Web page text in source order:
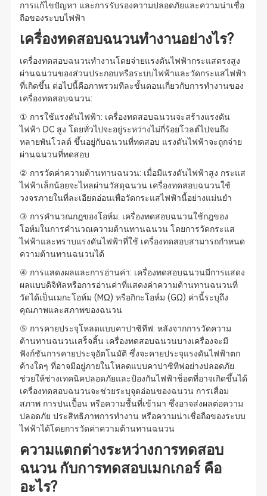
การแก้ไขปัญหา และการรับรองความปลอดภัยและความน่าเชื่อ
ถือของระบบไฟฟ้า
เครื่องทดสอบฉนวนทำงานอย่างไร?
เครื่องทดสอบฉนวนทำงานโดยจ่ายแรงดันไฟฟ้ากระแสตรงสูง
ผ่านฉนวนของส่วนประกอบหรือระบบไฟฟ้าและวัดกระแสไฟฟ้า
ที่เกิดขึ้น ต่อไปนี้คือภาพรวมทีละขั้นตอนเกี่ยวกับการทำงานของ
เครื่องทดสอบฉนวน:
① การใช้แรงดันไฟฟ้า: เครื่องทดสอบฉนวนจะสร้างแรงดัน
ไฟฟ้า DC สูง โดยทั่วไปจะอยู่ระหว่างไม่กี่ร้อยโวลต์ไปจนถึง
หลายพันโวลต์ ขึ้นอยู่กับฉนวนที่ทดสอบ แรงดันไฟฟ้าจะถูกจ่าย
ผ่านฉนวนที่ทดสอบ
② การวัดค่าความต้านทานฉนวน: เมื่อมีแรงดันไฟฟ้าสูง กระแส
ไฟฟ้าเล็กน้อยจะไหลผ่านวัสดุฉนวน เครื่องทดสอบฉนวนใช้
วงจรภายในที่ละเอียดอ่อนเพื่อวัดกระแสไฟฟ้านี้อย่างแม่นยำ
③ การคำนวณกฎของโอห์ม: เครื่องทดสอบฉนวนใช้กฎของ
โอห์มในการคำนวณความต้านทานฉนวน โดยการวัดกระแส
ไฟฟ้าและทราบแรงดันไฟฟ้าที่ใช้ เครื่องทดสอบสามารถกำหนด
ความต้านทานฉนวนได้
④ การแสดงผลและการอ่านค่า: เครื่องทดสอบฉนวนมีการแสดง
ผลแบบดิจิทัลหรือการอ่านค่าที่แสดงค่าความต้านทานฉนวนที่
วัดได้เป็นเมกะโอห์ม (MΩ) หรือกิกะโอห์ม (GΩ) ค่านี้ระบุถึง
คุณภาพและสภาพของฉนวน
⑤ การคายประจุโหลดแบบคาปาซิทีฟ: หลังจากการวัดความ
ต้านทานฉนวนเสร็จสิ้น เครื่องทดสอบฉนวนบางเครื่องจะมี
ฟังก์ชันการคายประจุอัตโนมัติ ซึ่งจะคายประจุแรงดันไฟฟ้าตก
ค้างใดๆ ที่อาจมีอยู่ภายในโหลดแบบคาปาซิทีฟอย่างปลอดภัย
ช่วยให้ช่างเทคนิคปลอดภัยและป้องกันไฟฟ้าช็อตที่อาจเกิดขึ้นได้
เครื่องทดสอบฉนวนจะช่วยระบุจุดอ่อนของฉนวน การเสื่อม
สภาพ การปนเปื้อน หรือความชื้นที่เข้ามา ซึ่งอาจส่งผลต่อความ
ปลอดภัย ประสิทธิภาพการทำงาน หรือความน่าเชื่อถือของระบบ
ไฟฟ้าได้โดยการวัดค่าความต้านทานฉนวน
ความแตกต่างระหว่างการทดสอบ
ฉนวน กับการทดสอบเมกเกอร์ คือ
อะไร?